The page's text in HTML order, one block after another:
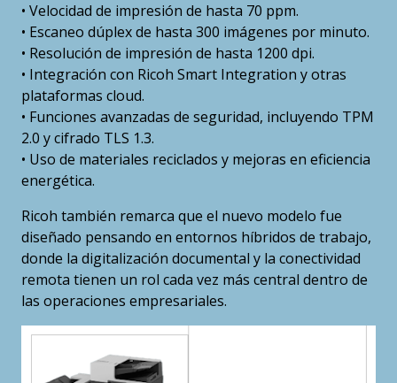
• Velocidad de impresión de hasta 70 ppm.
• Escaneo dúplex de hasta 300 imágenes por minuto.
• Resolución de impresión de hasta 1200 dpi.
• Integración con Ricoh Smart Integration y otras
plataformas cloud.
• Funciones avanzadas de seguridad, incluyendo TPM
2.0 y cifrado TLS 1.3.
• Uso de materiales reciclados y mejoras en eficiencia
energética.
Ricoh también remarca que el nuevo modelo fue
diseñado pensando en entornos híbridos de trabajo,
donde la digitalización documental y la conectividad
remota tienen un rol cada vez más central dentro de
las operaciones empresariales.